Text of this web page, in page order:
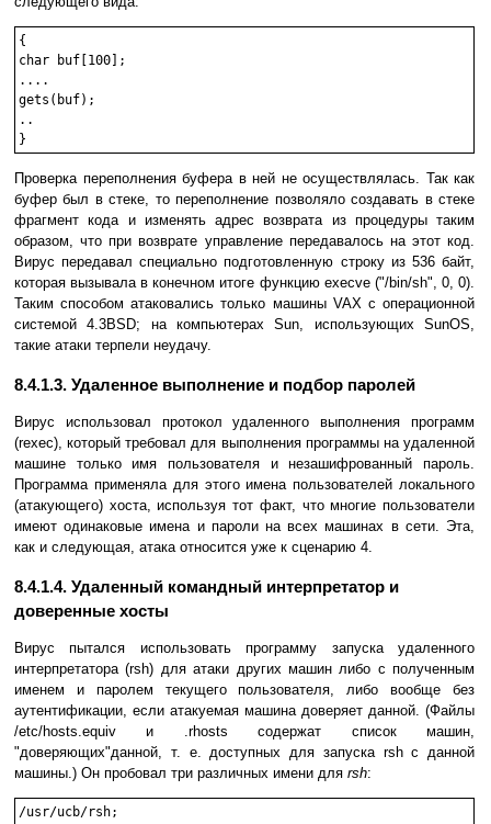
{
char buf[100];
....
gets(buf);
..
}
Проверка переполнения буфера в ней не осуществлялась. Так как
буфер был в стеке, то переполнение позволяло создавать в стеке
фрагмент кода и изменять адрес возврата из процедуры таким
образом, что при возврате управление передавалось на этот код.
Вирус передавал специально подготовленную строку из 536 байт,
которая вызывала в конечном итоге функцию execve ("/bin/sh", 0, 0).
Таким способом атаковались только машины VAX с операционной
системой 4.3BSD; на компьютерах Sun, использующих SunOS,
такие атаки терпели неудачу.
8.4.1.3. Удаленное выполнение и подбор паролей
Вирус использовал протокол удаленного выполнения программ
(rexec), который требовал для выполнения программы на удаленной
машине только имя пользователя и незашифрованный пароль.
Программа применяла для этого имена пользователей локального
(атакующего) хоста, используя тот факт, что многие пользователи
имеют одинаковые имена и пароли на всех машинах в сети. Эта,
как и следующая, атака относится уже к сценарию 4.
8.4.1.4. Удаленный командный интерпретатор и
доверенные хосты
Вирус пытался использовать программу запуска удаленного
интерпретатора (rsh) для атаки других машин либо с полученным
именем и паролем текущего пользователя, либо вообще без
аутентификации, если атакуемая машина доверяет данной. (Файлы
/etc/hosts.equiv и .rhosts содержат список машин,
"доверяющих"данной, т. е. доступных для запуска rsh с данной
машины.) Он пробовал три различных имени для rsh:
/usr/ucb/rsh;